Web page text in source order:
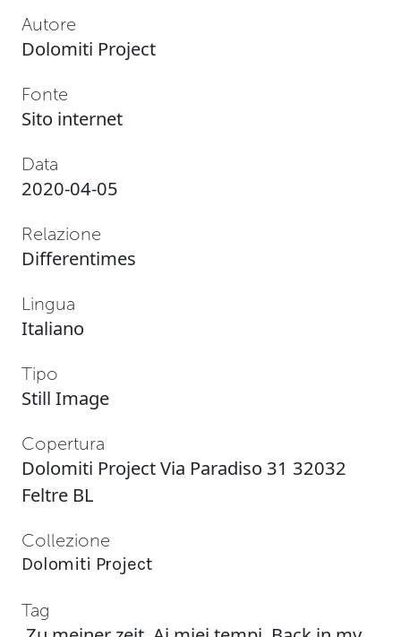
Autore
Dolomiti Project
Fonte
Sito internet
Data
2020-04-05
Relazione
Differentimes
Lingua
Italiano
Tipo
Still Image
Copertura
Dolomiti Project Via Paradiso 31 32032
Feltre BL
Collezione
Dolomiti Project
Tag